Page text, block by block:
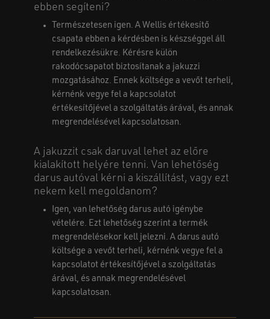
ebben segíteni?
Természetesen igen. A Wellis értékesítő
csapata ebben a kérdésben is készséggel áll
rendelkezésükre. Kérésre külön
rakodócsapatot biztosítanak a jakuzzi
mozgatásához. Ennek költsége a vevőt terheli,
kérnénk vegye fel a kapcsolatot
értékesítőjével a szolgáltatás árával, és annak
megrendelésével kapcsolatosan.
A jakuzzit csak daruval lehet az előre
kialakított helyére tenni. Van lehetőség
darus autóval kérni a kiszállítást, vagy ezt
nekem kell megoldanom?
Igen, van lehetőség darus autó igénybe
vételére. Ezt lehetőség szerint a termék
megrendelésekor kell jelezni. A darus autó
költsége a vevőt terheli, kérnénk vegye fel a
kapcsolatot értékesítőjével a szolgáltatás
árával, és annak megrendelésével
kapcsolatosan.